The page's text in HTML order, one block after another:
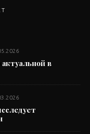
актуальной в